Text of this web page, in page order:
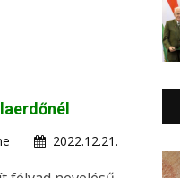
2022.12.21.